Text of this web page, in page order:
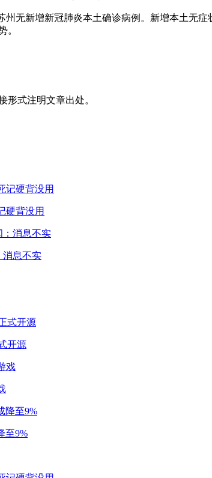
州无新增新冠肺炎本土确诊病例。新增本土无
。
形式注明文章出处。
硬背没用
消息不实
开源
至9%